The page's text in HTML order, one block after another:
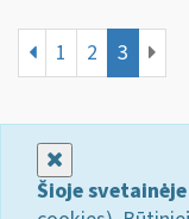
1 2 3
Šioje